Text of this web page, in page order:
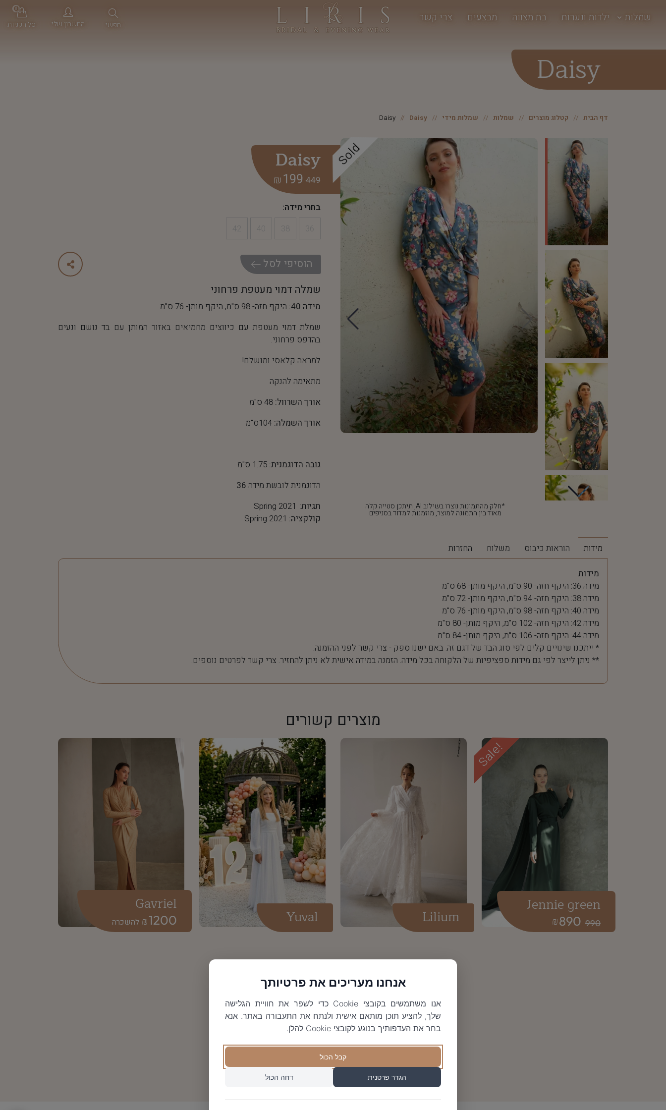
שמלות ילדות ונערות בת מצווה מבצעים צרי קשר
חפשי החשבון שלי סל הקניות
0
Daisy
דף הבית קטלוג מוצרים שמלות שמלות מידי Daisy
Daisy
Sold
*חלק מהתמונות נוצרו בשילוב AI, תיתכן סטייה קלה
מאוד בין התמונה למוצר, מוזמנות למדוד בסניפים
Daisy
449
199
₪
בחרי מידה:
הוסיפי לסל
שמלה דמוי מעטפת פרחוני
מידה 40:
היקף חזה- 98 ס"מ, היקף מותן- 76 ס"מ
שמלת דמוי מעטפת עם כיווצים מחמיאים באזור המותן עם בד נושם ונעים
בהדפס פרחוני.
למראה קלאסי ומושלם!
מתאימה להנקה
אורך השרוול: 48 ס"מ
אורך השמלה: 104ס"מ
גובה הדוגמנית:1.75 ס"מ
הדוגמנית לובשת מידה 36
תגיות: Spring 2021
קולקציה: Spring 2021
מידות הוראות כיבוס משלוח החזרות
מידות
מידה 36: היקף חזה- 90 ס"מ, היקף מותן- 68 ס"מ
מידה 38: היקף חזה- 94 ס"מ, היקף מותן- 72 ס"מ
מידה 40: היקף חזה- 98 ס"מ, היקף מותן- 76 ס"מ
מידה 42: היקף חזה- 102 ס"מ, היקף מותן- 80 ס"מ
מידה 44: היקף חזה- 106 ס"מ, היקף מותן- 84 ס"מ
* ייתכנו שינויים קלים לפי סוג הבד של דגם זה. באם ישנו ספק - צרי קשר לפני ההזמנה.
** ניתן לייצר לפי גם מידות ספציפיות של הלקוחה בכל מידה. הזמנה במידה אישית לא ניתן להחזיר. צרי קשר לפרטים נוספים.
מוצרים קשורים
Sale!
990
890
₪
Jennie green
Lilium
Yuval
1200
₪
Gavriel
אנחנו מעריכים את פרטיותך
אנו משתמשים בקובצי Cookie כדי לשפר את חוויית הגלישה
שלך, להציע תוכן מותאם אישית ולנתח את התעבורה באתר. אנא
בחר את העדפותיך בנוגע לקובצי Cookie להלן.
קבל הכול
הגדר פרטנית דחה הכול